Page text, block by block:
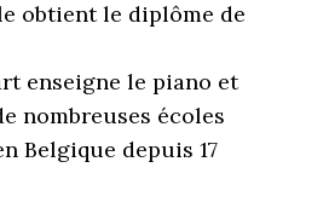
obtient le diplôme de
enseigne le piano et
nombreuses écoles
Belgique depuis 17